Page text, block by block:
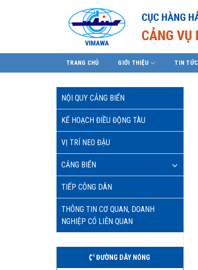
TRANG CHỦ GIỚI THIỆU TIN TỨC
NỘI QUY CẢNG BIỂN
KẾ HOẠCH ĐIỀU ĐỘNG TÀU
VỊ TRÍ NEO ĐẬU
CẢNG BIỂN
TIẾP CÔNG DÂN
THÔNG TIN CƠ QUAN, DOANH
NGHIỆP CÓ LIÊN QUAN
ĐƯỜNG DÂY NÓNG